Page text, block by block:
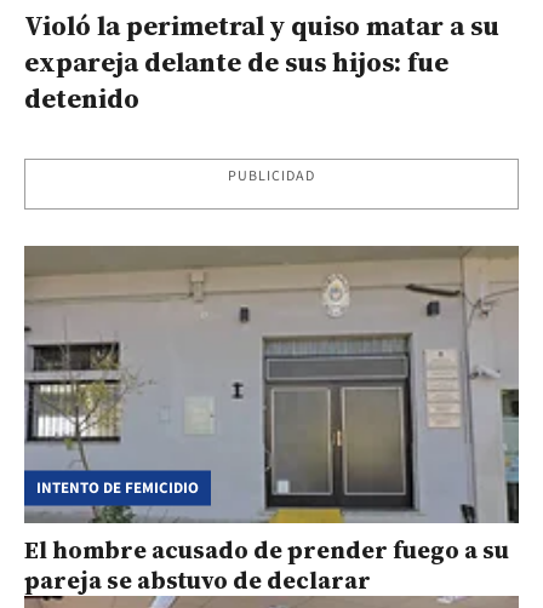
Violó la perimetral y quiso matar a su
expareja delante de sus hijos: fue
detenido
PUBLICIDAD
INTENTO DE FEMICIDIO
El hombre acusado de prender fuego a su
pareja se abstuvo de declarar